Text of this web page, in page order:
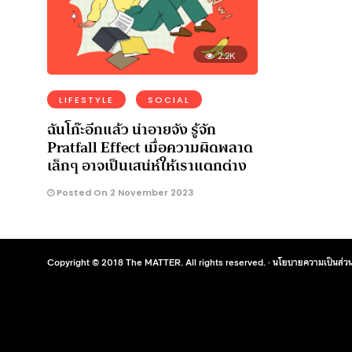
2.2K
LIFESTYLE SOCIAL
ฉันโก๊ะอีกแล้ว น่าอายจัง รู้จัก
Pratfall Effect เมื่อความผิดพลาด
เล็กๆ อาจเป็นเสน่ห์ให้เราแตกต่าง
Posted On 2 November 2023
Copyright © 2018 The MATTER. All rights reserved. ·นโยบายความเป็นส่ว